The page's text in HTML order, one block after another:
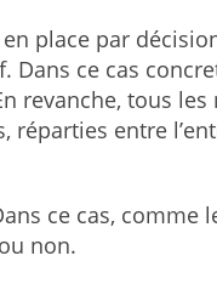
place par
ce cas
revanche, tous les
réparties entre
ce cas, comme
non.